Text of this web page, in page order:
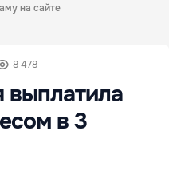
на сайте
8 478
в 3